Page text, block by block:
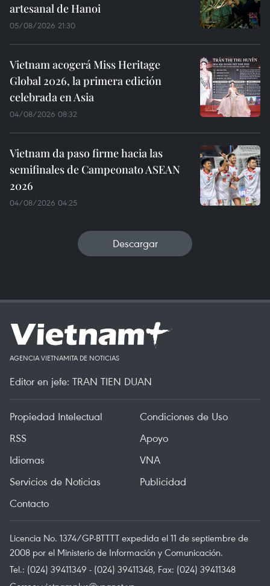
artesanal de Hanoi
05/08/2026 21:30
Vietnam acogerá Miss Heritage
Global 2026, la primera edición
celebrada en Asia
04/08/2026 08:32
Vietnam da paso firme hacia las
semifinales de Campeonato ASEAN
2026
04/08/2026 04:25
Descargar
AGENCIA VIETNAMITA DE NOTICIAS
Editor en jefe: TRAN TIEN DUAN
Propiedad Intelectual
Condiciones de Uso
RSS
Apoyo
Idiomas
VNA
Servicios de Noticias
Publicidad
Contacto
Licencia No. 1374/GP-BTTTT expedida el 11 de septiembre de
2008 por el Ministerio de Información y Comunicación.
Tel.: (024) 39411349 - (024) 39411348, Fax: (024) 39411348